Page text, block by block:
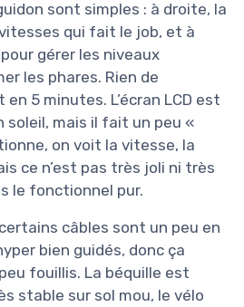
sont simples : à droite, la
qui fait le job, et à
gérer les niveaux
les phares. Rien de
5 minutes. L’écran LCD est
soleil, mais il fait un peu «
on voit la vitesse, la
ce n’est pas très joli ni très
le fonctionnel pur.
câbles sont un peu en
bien guidés, donc ça
fouillis. La béquille est
stable sur sol mou, le vélo